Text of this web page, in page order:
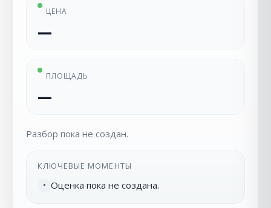
ЦЕНА
—
ПЛОЩАДЬ
—
Разбор пока не создан.
КЛЮЧЕВЫЕ МОМЕНТЫ
• Оценка пока не создана.